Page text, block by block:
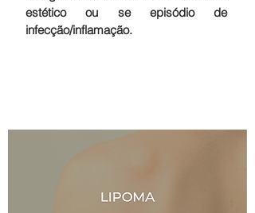
estético ou se episódio de
infecção/inflamação.